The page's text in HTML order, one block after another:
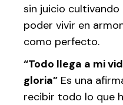
sin juicio
poder vivir en
como perfecto.
“Todo llega a mi
gloria” Es una
recibir todo lo que